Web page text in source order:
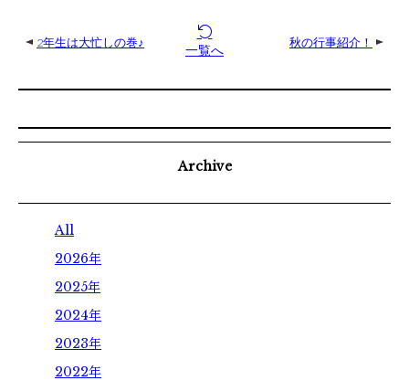
一覧へ
2年生は大忙しの巻♪ 秋の行事紹介！
Archive
All
2026年
2025年
2024年
2023年
2022年